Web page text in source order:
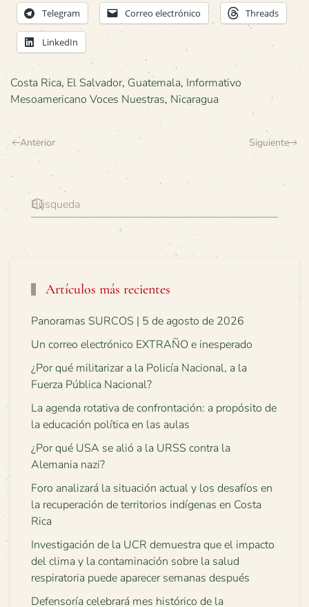
Telegram Correo electrónico Threads
LinkedIn
Costa Rica, El Salvador, Guatemala, Informativo
Mesoamericano Voces Nuestras, Nicaragua
Anterior Siguiente
Artículos más recientes
Panoramas SURCOS | 5 de agosto de 2026
Un correo electrónico EXTRAÑO e inesperado
¿Por qué militarizar a la Policía Nacional, a la
Fuerza Pública Nacional?
La agenda rotativa de confrontación: a propósito de
la educación política en las aulas
¿Por qué USA se alió a la URSS contra la
Alemania nazi?
Foro analizará la situación actual y los desafíos en
la recuperación de territorios indígenas en Costa
Rica
Investigación de la UCR demuestra que el impacto
del clima y la contaminación sobre la salud
respiratoria puede aparecer semanas después
Defensoría celebrará mes histórico de la